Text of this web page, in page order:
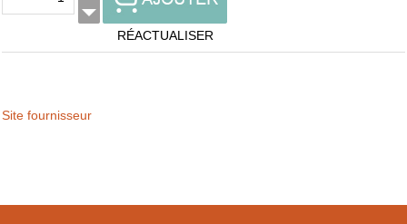
RÉACTUALISER
Site fournisseur